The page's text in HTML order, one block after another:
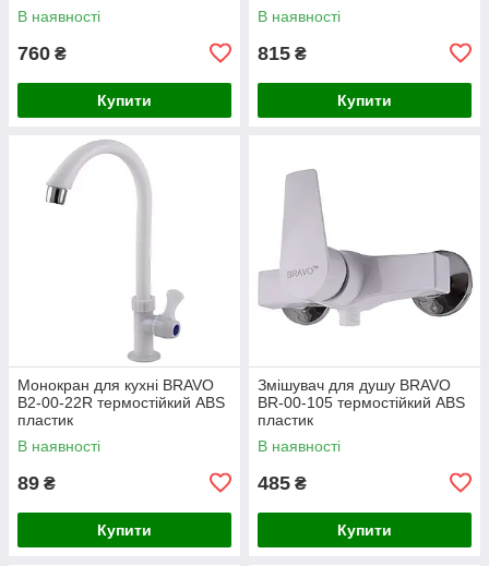
В наявності
760 ₴
Купити
В наявності
815 ₴
Купити
Монокран для кухні BRAVO
B2-00-22R термостійкий ABS
пластик
В наявності
89 ₴
Купити
Змішувач для душу BRAVO
BR-00-105 термостійкий ABS
пластик
В наявності
485 ₴
Купити